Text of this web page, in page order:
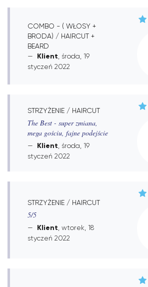
COMBO - ( WŁOSY +
BRODA) / HAIRCUT +
BEARD
Klient , środa, 19
styczeń 2022
STRZYŻENIE / HAIRCUT
The Best - super zmiana,
mega gościu, fajne podejście
Klient , środa, 19
styczeń 2022
STRZYŻENIE / HAIRCUT
5/5
Klient , wtorek, 18
styczeń 2022